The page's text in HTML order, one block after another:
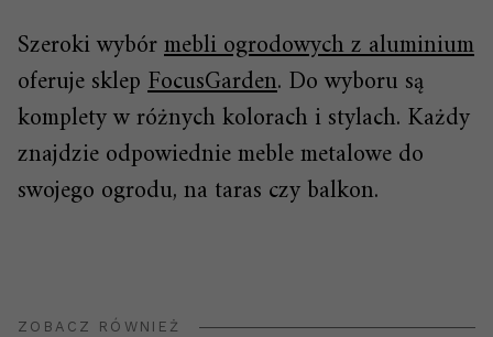
Szeroki wybórmebli ogrodowych z aluminium
oferuje sklepFocusGarden. Do wyboru są
komplety w różnych kolorach i stylach. Każdy
znajdzie odpowiednie meble metalowe do
swojego ogrodu, na taras czy balkon.
ZOBACZ RÓWNIEŻ